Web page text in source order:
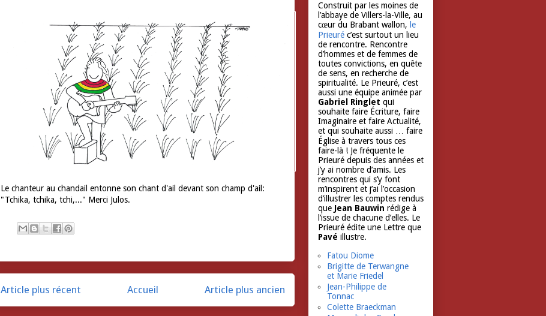
Le chanteur au chandail entonne son chant d'ail devant son champ d'ail:
"Tchika, tchika, tchi,..." Merci Julos.
Article plus récent Article plus ancien
Accueil
Construit par les moines de
l’abbaye de Villers-la-Ville, au
cœur du Brabant wallon, le
Prieuré c’est surtout un lieu
de rencontre. Rencontre
d’hommes et de femmes de
toutes convictions, en quête
de sens, en recherche de
spiritualité. Le Prieuré, c’est
aussi une équipe animée par
Gabriel Ringlet qui
souhaite faire Écriture, faire
Imaginaire et faire Actualité,
et qui souhaite aussi … faire
Église à travers tous ces
faire-là ! Je fréquente le
Prieuré depuis des années et
j’y ai nombre d’amis. Les
rencontres qui s’y font
m’inspirent et j’ai l’occasion
d’illustrer les comptes rendus
que Jean Bauwin rédige à
l’issue de chacune d’elles. Le
Prieuré édite une Lettre que
Pavé illustre.
Fatou Diome
Brigitte de Terwangne
et Marie Friedel
Jean-Philippe de
Tonnac
Colette Braeckman